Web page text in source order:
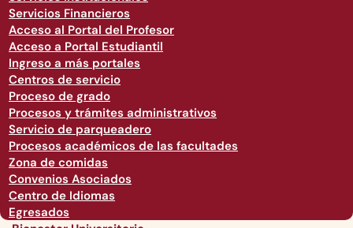
Servicios Financieros
Acceso al Portal del Profesor
Acceso a Portal Estudiantil
Ingreso a más portales
Centros de servicio
Proceso de grado
Procesos y trámites administrativos
Servicio de parqueadero
Procesos académicos de las facultades
Zona de comidas
Convenios Asociados
Centro de Idiomas
Egresados